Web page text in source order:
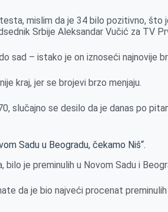
p
p
mislim da je 34 bilo pozitivno, što
Srbije Aleksandar Vučić za TV
sad – istako je on iznoseći najnovije
kraj, jer se brojevi brzo menjaju.
slučajno se desilo da je danas po
Sadu u Beogradu, čekamo Niš“.
bilo je preminulih u Novom Sadu i
da je bio najveći procenat